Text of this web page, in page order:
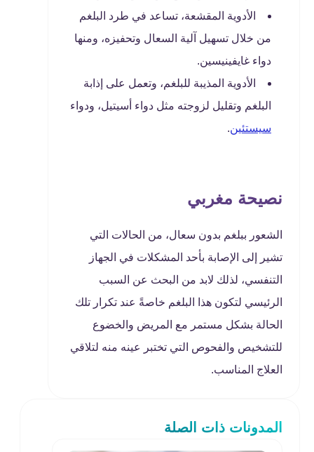
الأدوية المقشعة، تساعد في طرد البلغم
من خلال تسهيل آلية السعال وتحفيزه، ومنها
دواء غايفينيسين.
الأدوية المذيبة للبلغم، وتعمل على إذابة
البلغم وتقليل لزوجته مثل دواء أسيتيل، ودواء
سيستئين.
نصيحة مغربي
الشعور ببلغم بدون سعال، من الحالات التي
تشير إلى الإصابة بأحد المشكلات في الجهاز
التنفسي، لذلك لابد من البحث عن السبب
الرئيسي لتكون هذا البلغم خاصةً عند تكرار تلك
الحالة بشكل مستمر مع المريض والخضوع
للتشخيص والفحوص التي تختبر عينه منه لتلاقي
العلاج المناسب.
المدونات ذات الصلة